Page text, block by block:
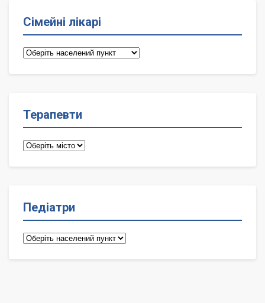
Сімейні лікарі
Сімейні
Терапевти
Терапевти
Педіатри
Педіатри